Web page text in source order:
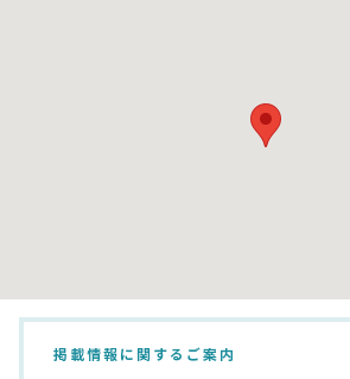
掲載情報に関するご案内